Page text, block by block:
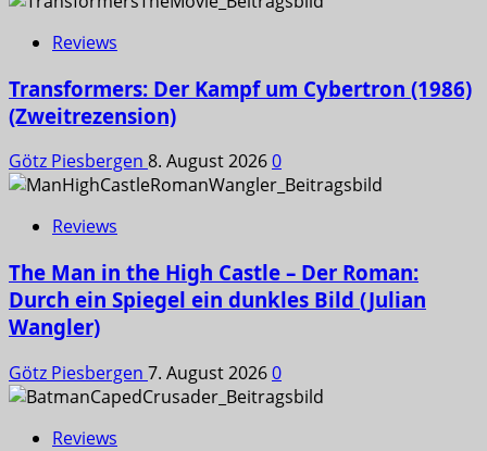
Reviews
Transformers: Der Kampf um Cybertron (1986)
(Zweitrezension)
Götz Piesbergen 8. August 20260
Reviews
The Man in the High Castle – Der Roman:
Durch ein Spiegel ein dunkles Bild (Julian
Wangler)
Götz Piesbergen 7. August 20260
Reviews